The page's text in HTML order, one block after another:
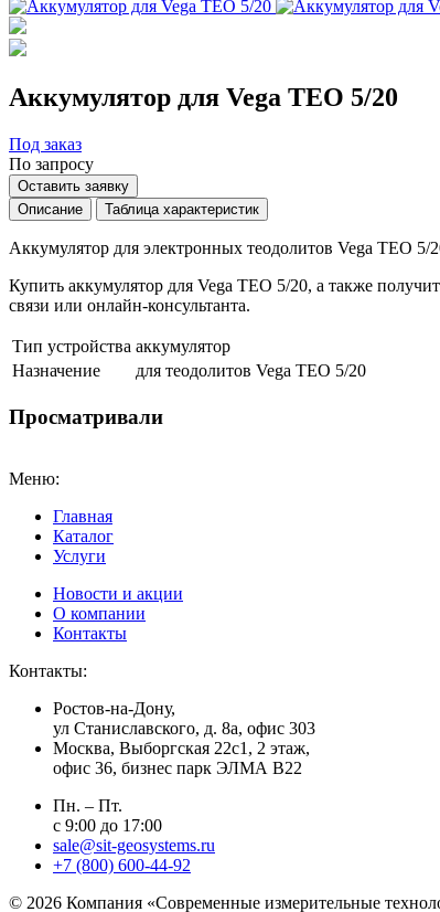
Аккумулятор для Vega TEO 5/20
Под заказ
По запросу
Оставить заявку
Описание
Таблица характеристик
Аккумулятор для электронных теодолитов Vega TEO 5/
Купить аккумулятор для Vega TEO 5/20, а также
связи или онлайн-консультанта.
Тип устройства аккумулятор
Назначение
для теодолитов Vega TEO 5/20
Просматривали
Меню:
Главная
Каталог
Услуги
Новости и акции
О компании
Контакты
Контакты:
Ростов-на-Дону,
ул Станиславского, д. 8а, офис 303
Москва, Выборгская 22с1, 2 этаж,
офис 36, бизнес парк ЭЛМА В22
Пн. – Пт.
с 9:00 до 17:00
sale@sit-geosystems.ru
+7 (800) 600-44-92
© 2026 Компания «Современные измерительные